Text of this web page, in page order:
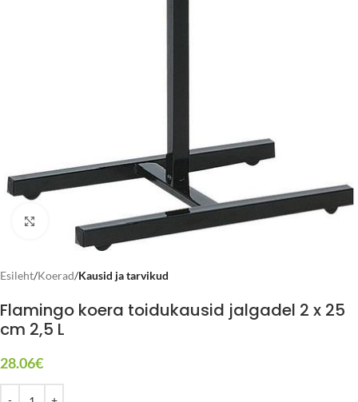
Click to enlarge
Esileht Koerad Kausid ja tarvikud
Flamingo koera toidukausid jalgadel 2 x 25
cm 2,5 L
28.06€